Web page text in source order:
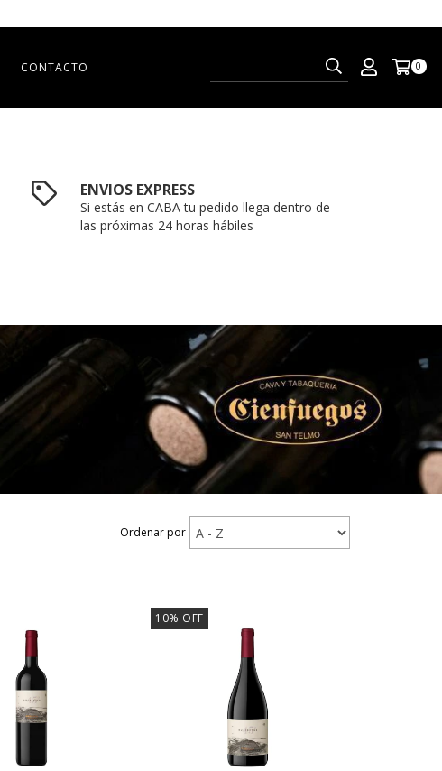
CONTACTO 0
ENVIOS EXPRESS
Si estás en CABA tu pedido llega dentro de
las próximas 24 horas hábiles
Ordenar por
10% OFF